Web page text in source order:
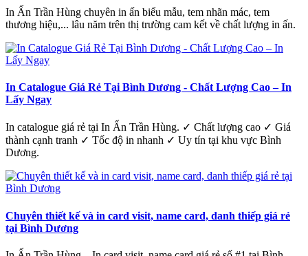
In Ấn Trần Hùng chuyên in ấn biểu mẫu, tem nhãn mác, tem
thương hiệu,... lâu năm trên thị trường cam kết về chất lượng in ấn.
In Catalogue Giá Rẻ Tại Bình Dương - Chất Lượng Cao – In
Lấy Ngay
In catalogue giá rẻ tại In Ấn Trần Hùng. ✓ Chất lượng cao ✓ Giá
thành cạnh tranh ✓ Tốc độ in nhanh ✓ Uy tín tại khu vực Bình
Dương.
Chuyên thiết kế và in card visit, name card, danh thiếp giá rẻ
tại Bình Dương